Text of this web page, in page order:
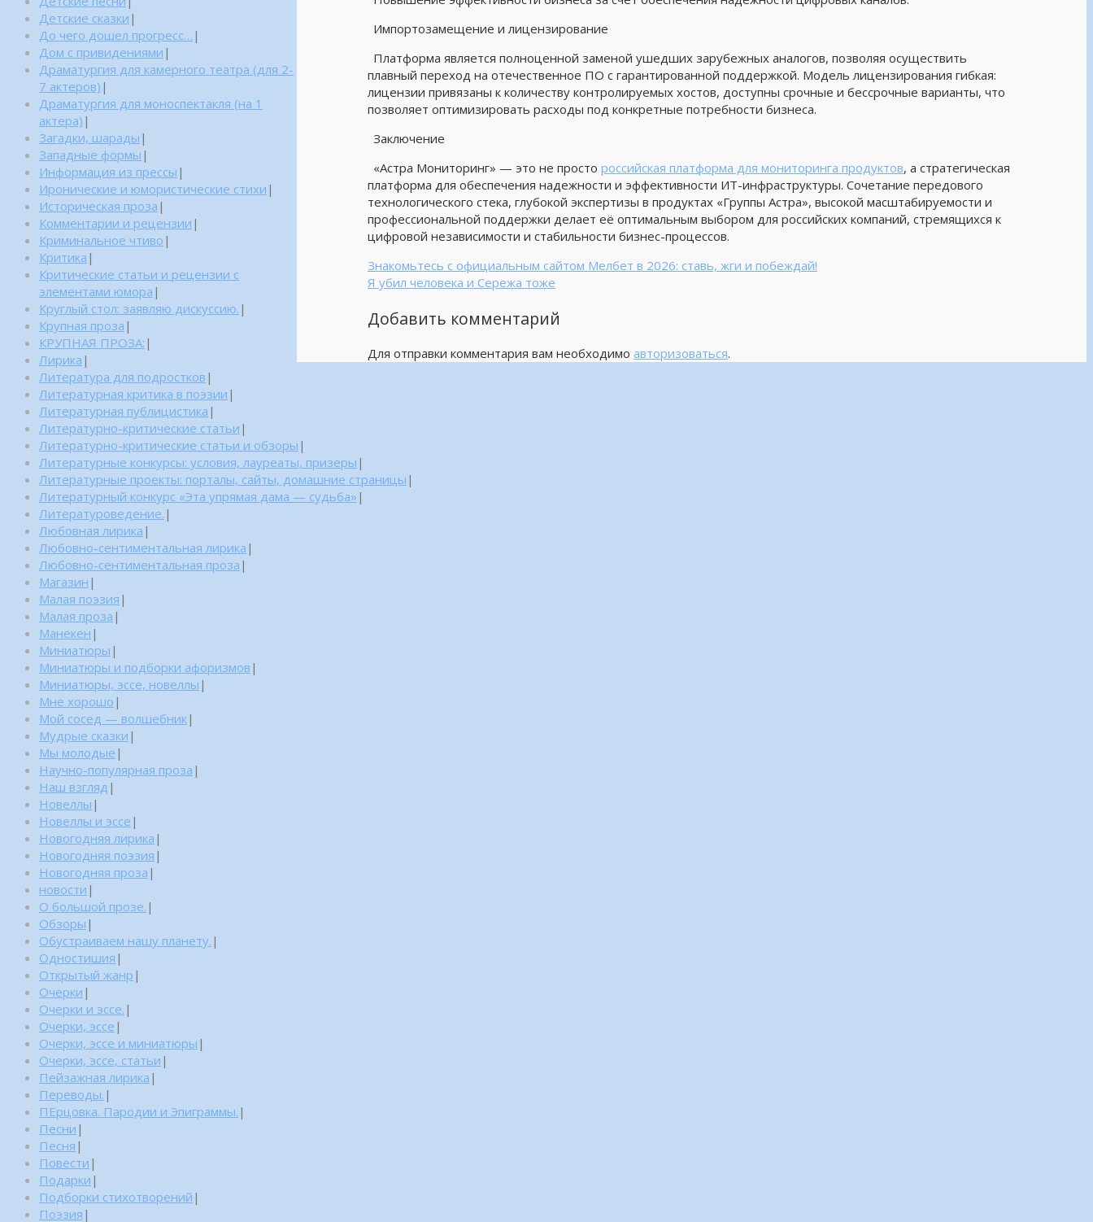
Импортозамещение и лицензирование
Платформа является полноценной заменой ушедших зарубежных аналогов, позволяя осуществить
плавный переход на отечественное ПО с гарантированной поддержкой. Модель лицензирования гибкая:
лицензии привязаны к количеству контролируемых хостов, доступны срочные и бессрочные варианты, что
позволяет оптимизировать расходы под конкретные потребности бизнеса.
Заключение
«Астра Мониторинг» — это не простороссийская платформа для мониторинга продуктов, а стратегическая
платформа для обеспечения надежности и эффективности ИТ-инфраструктуры. Сочетание передового
технологического стека, глубокой экспертизы в продуктах «Группы Астра», высокой масштабируемости и
профессиональной поддержки делает её оптимальным выбором для российских компаний, стремящихся к
цифровой независимости и стабильности бизнес-процессов.
Знакомьтесь с официальным сайтом Мелбет в 2026: ставь, жги и побеждай!
Я убил человека и Сережа тоже
Добавить комментарий
Для отправки комментария вам необходимо авторизоваться.
Детские сказки |
До чего дошел прогресс… |
Дом с привидениями |
Драматургия для камерного театра (для 2-
7 актеров) |
Драматургия для моноспектакля (на 1
актера) |
Загадки, шарады |
Западные формы |
Информация из прессы |
Иронические и юмористические стихи |
Историческая проза |
Комментарии и рецензии |
Криминальное чтиво |
Критика |
Критические статьи и рецензии с
элементами юмора |
Круглый стол: заявляю дискуссию. |
Крупная проза |
КРУПНАЯ ПРОЗА: |
Лирика |
Литература для подростков |
Литературная критика в поэзии |
Литературная публицистика |
Литературно-критические статьи |
Литературно-критические статьи и обзоры |
Литературные конкурсы: условия, лауреаты, призеры |
Литературные проекты: порталы, сайты, домашние страницы |
Литературный конкурс «Эта упрямая дама — судьба» |
Литературоведение. |
Любовная лирика |
Любовно-сентиментальная лирика |
Любовно-сентиментальная проза |
Магазин |
Малая поэзия |
Малая проза |
Манекен |
Миниатюры |
Миниатюры и подборки афоризмов |
Миниатюры, эссе, новеллы |
Мне хорошо |
Мой сосед — волшебник|
Мудрые сказки |
Мы молодые |
Научно-популярная проза |
Наш взгляд |
Новеллы |
Новеллы и эссе |
Новогодняя лирика |
Новогодняя поэзия |
Новогодняя проза |
новости |
О большой прозе. |
Обзоры |
Обустраиваем нашу планету. |
Одностишия |
Открытый жанр |
Очерки |
Очерки и эссе. |
Очерки, эссе |
Очерки, эссе и миниатюры |
Очерки, эссе, статьи |
Пейзажная лирика |
Переводы. |
ПЕрцовка. Пародии и Эпиграммы. |
Песни |
Песня |
Повести |
Подарки |
Подборки стихотворений |
Поэзия |